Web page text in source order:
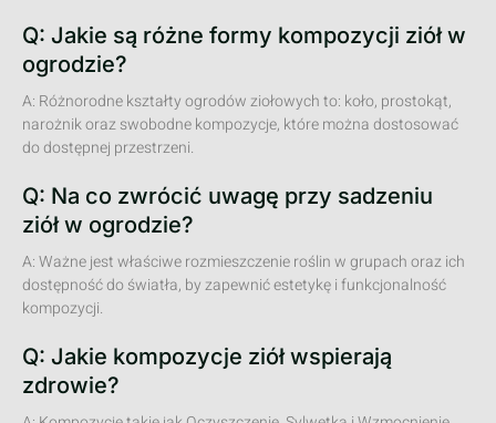
Q: Jakie są różne formy kompozycji ziół w
ogrodzie?
A: Różnorodne kształty ogrodów ziołowych to: koło, prostokąt,
narożnik oraz swobodne kompozycje, które można dostosować
do dostępnej przestrzeni.
Q: Na co zwrócić uwagę przy sadzeniu
ziół w ogrodzie?
A: Ważne jest właściwe rozmieszczenie roślin w grupach oraz ich
dostępność do światła, by zapewnić estetykę i funkcjonalność
kompozycji.
Q: Jakie kompozycje ziół wspierają
zdrowie?